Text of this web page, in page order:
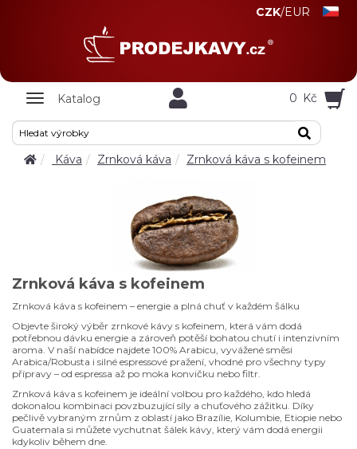
CZK/EUR
Zobrazit
Katalog 0 Kč
Káva Zrnková káva Zrnková káva s kofeinem
Zrnková káva s kofeinem
Zrnková káva s kofeinem – energie a plná chuť v každém šálku
Objevte široký výběr zrnkové kávy s kofeinem, která vám dodá
potřebnou dávku energie a zároveň potěší bohatou chutí i intenzivním
aroma. V naší nabídce najdete 100% Arabicu, vyvážené směsi
Arabica/Robusta i silné espressové pražení, vhodné pro všechny typy
přípravy – od espressa až po moka konvičku nebo filtr.
Zrnková káva s kofeinem je ideální volbou pro každého, kdo hledá
dokonalou kombinaci povzbuzující síly a chuťového zážitku. Díky
pečlivě vybraným zrnům z oblastí jako Brazílie, Kolumbie, Etiopie nebo
Guatemala si můžete vychutnat šálek kávy, který vám dodá energii
kdykoliv během dne.